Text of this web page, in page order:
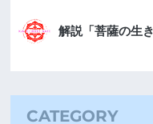
解説「菩薩の生
CATEGORY